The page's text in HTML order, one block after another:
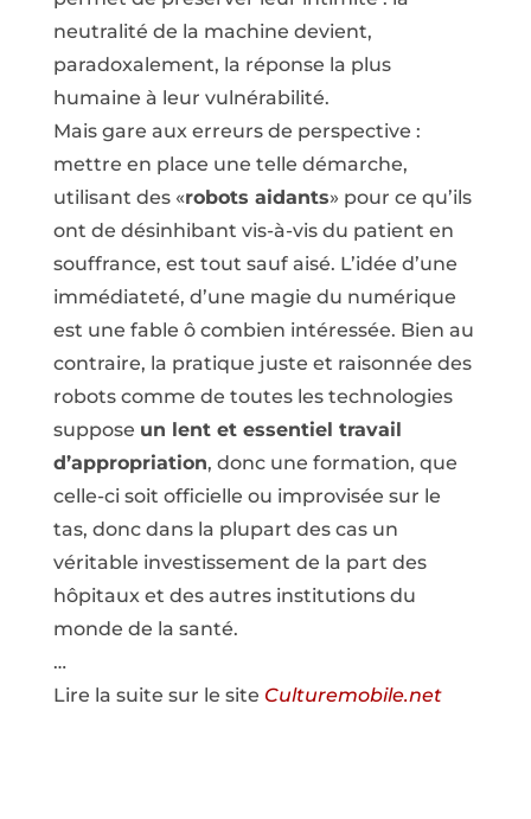
neutralité de la machine devient,
paradoxalement, la réponse la plus
humaine à leur vulnérabilité.
Mais gare aux erreurs de perspective :
mettre en place une telle démarche,
utilisant des «robots aidants» pour ce qu’ils
ont de désinhibant vis-à-vis du patient en
souffrance, est tout sauf aisé. L’idée d’une
immédiateté, d’une magie du numérique
est une fable ô combien intéressée. Bien au
contraire, la pratique juste et raisonnée des
robots comme de toutes les technologies
suppose un lent et essentiel travail
d’appropriation, donc une formation, que
celle-ci soit officielle ou improvisée sur le
tas, donc dans la plupart des cas un
véritable investissement de la part des
hôpitaux et des autres institutions du
monde de la santé.
…
Lire la suite sur le site Culturemobile.net